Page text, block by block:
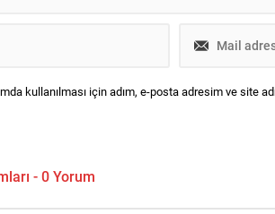
kullanılması için adım, e-posta adresim ve site
- 0 Yorum